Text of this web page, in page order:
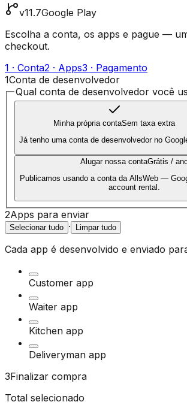
v11.7Google Play
Escolha a conta, os apps e pague —
checkout.
1 · Conta2 · Apps3 · Pagamento
1Conta de desenvolvedor
Qual conta de desenvolvedor você
Minha própria contaSem taxa extra
Já tenho uma conta de desenvolvedor no
Alugar nossa contaGrátis /
Publicamos usando a conta da AllsWeb —
account rental.
2Apps para enviar
Selecionar tudo · Limpar tudo
Cada app é desenvolvido e enviado
Customer app
Waiter app
Kitchen app
Deliveryman app
3Finalizar compra
Total selecionado